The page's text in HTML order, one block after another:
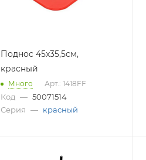
Поднос 45x35,5см,
красный
Много Арт.: 1418FF
Код — 50071514
Серия — красный